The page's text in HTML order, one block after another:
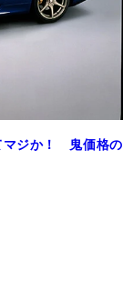
マジか！ 鬼価格の